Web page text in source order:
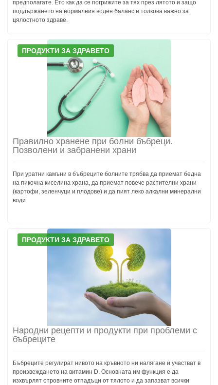
предполагате. Ето как да се погрижите за тях през лятото и защо
поддържането на нормалния воден баланс е толкова важно за
цялостното здраве.
ПРОДУКТИ ЗА ЗДРАВЕТО
Правилно хранене при болни бъбреци.
Позволени и забранени храни
При уратни камъни в бъбреците болните трябва да приемат бедна
на пикочна киселина храна, да приемат повече растителни храни
(картофи, зеленчуци и плодове) и да пият леко алкални минерални
води.
ПРОДУКТИ ЗА ЗДРАВЕТО
Народни рецепти и продукти при проблеми с
бъбреците
Бъбреците регулират нивото на кръвното ни налягане и участват в
произвеждането на витамин D. Основната им функция е да
изхвърлят отровните отпадъци от тялото и да запазват всички